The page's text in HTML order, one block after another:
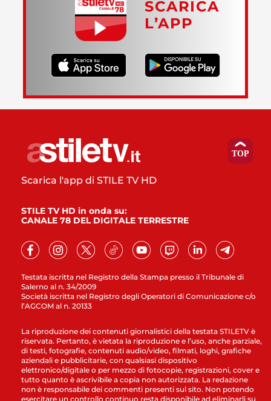
SCARICA
L’APP
Testata iscritta nel Registro della Stampa presso il Tribunale di
Salerno al n. 34/2009
Società iscritta nel Registro degli Operatori di Comunicazione c/o
l’AGCOM al n. 20133
Scarica l'app di STILE TV HD
STILE TV HD in onda su:
CANALE 78 DEL DIGITALE TERRESTRE
La riproduzione dei contenuti giornalistici della testata STILETV è
riservata. Pertanto, è vietata la riproduzione e l’uso, anche parziale,
di testi, fotografie, contenuti audio/video, filmati, loghi, grafiche
aziendali e pubblicitarie, con qualsiasi dispositivo
elettronico/digitale o per mezzo di fotocopie, registrazioni, cover e
tutto quanto è ascrivibile a copia non autorizzata. La redazione
non è responsabile dei commenti presenti sul sito. Non potendo
esercitare un controllo continuo resta disponibile ad eliminarli su